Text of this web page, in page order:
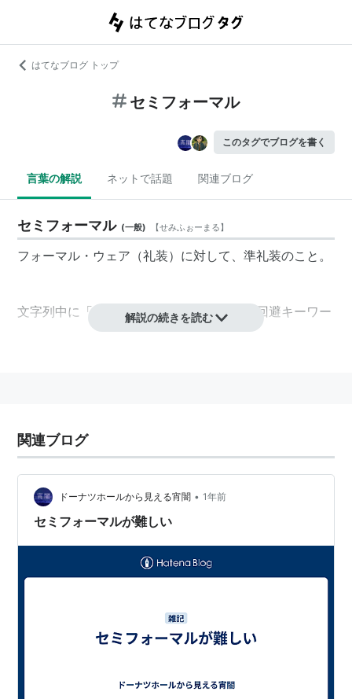
はてなブログ トップ
セミフォーマル
このタグでブログを書く
言葉の解説 ネットで話題 関連ブログ
セミフォーマル (一般) 【せみふぉーまる】
フォーマル・ウェア（礼装）に対して、準礼装のこと。
文字列中に「セミフォ」を含むため、誤爆回避キーワー
ドになります。
解説の続きを読む
関連ブログ
ドーナツホールから見える宵闇 • 1年前
セミフォーマルが難しい